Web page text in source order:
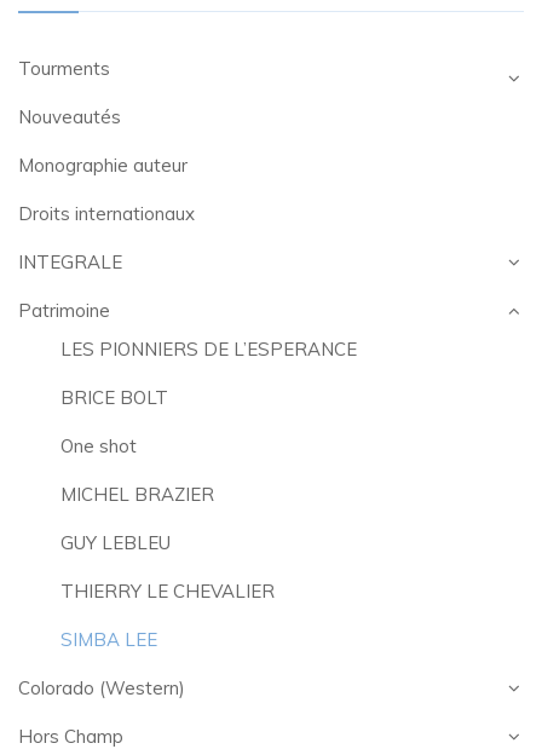
Tourments
Nouveautés
Monographie auteur
Droits internationaux
INTEGRALE
Patrimoine
LES PIONNIERS DE L’ESPERANCE
BRICE BOLT
One shot
MICHEL BRAZIER
GUY LEBLEU
THIERRY LE CHEVALIER
SIMBA LEE
Colorado (Western)
Hors Champ